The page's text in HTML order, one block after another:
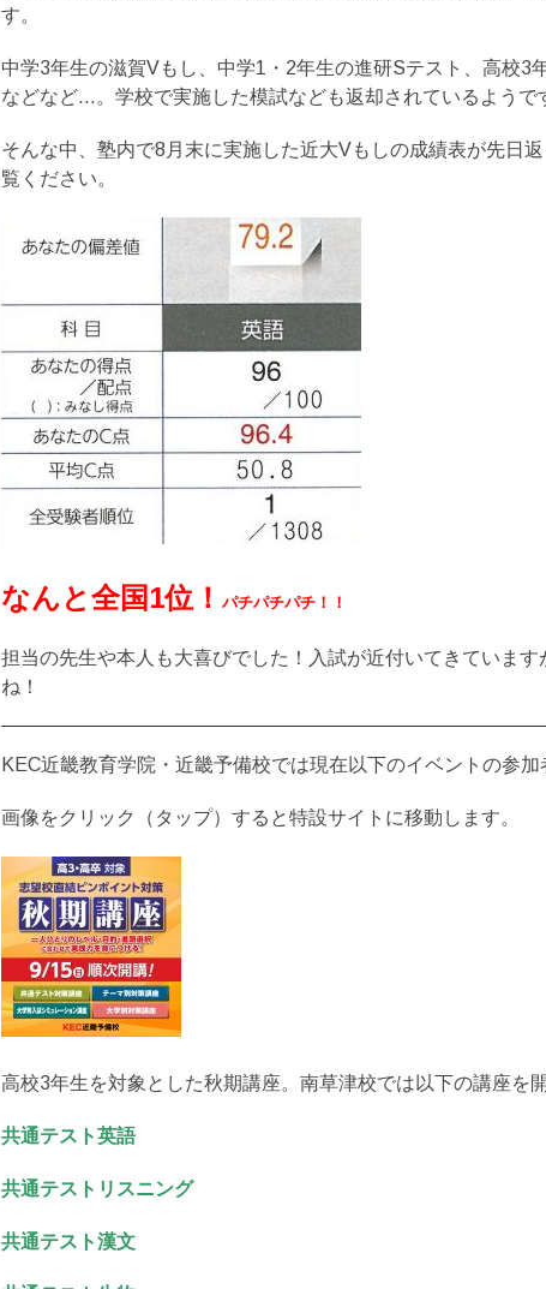
す。
中学3年生の滋賀Vもし、中学1・2年生の進研Sテスト、高校3
などなど…。学校で実施した模試なども返却されているようで
そんな中、塾内で8月末に実施した近大Vもしの成績表が先日
覧ください。
なんと全国1位！パチパチパチ！！
担当の先生や本人も大喜びでした！入試が近付いてきていま
ね！
KEC近畿教育学院・近畿予備校では現在以下のイベントの参加
画像をクリック（タップ）すると特設サイトに移動します。
高校3年生を対象とした秋期講座。南草津校では以下の講座を
共通テスト英語
共通テストリスニング
共通テスト漢文